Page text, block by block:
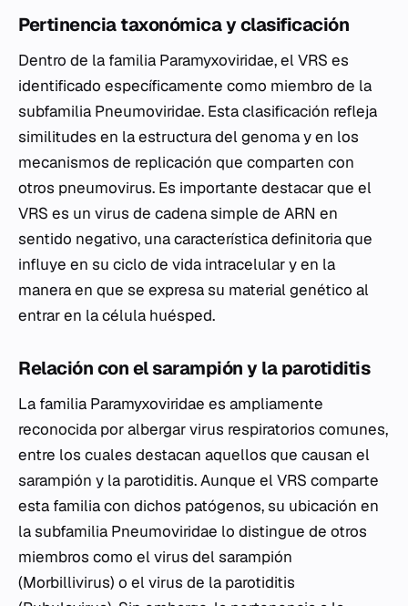
Pertinencia taxonómica y clasificación
Dentro de la familia Paramyxoviridae, el VRS es
identificado específicamente como miembro de la
subfamilia Pneumoviridae. Esta clasificación refleja
similitudes en la estructura del genoma y en los
mecanismos de replicación que comparten con
otros pneumovirus. Es importante destacar que el
VRS es un virus de cadena simple de ARN en
sentido negativo, una característica definitoria que
influye en su ciclo de vida intracelular y en la
manera en que se expresa su material genético al
entrar en la célula huésped.
Relación con el sarampión y la parotiditis
La familia Paramyxoviridae es ampliamente
reconocida por albergar virus respiratorios comunes,
entre los cuales destacan aquellos que causan el
sarampión y la parotiditis. Aunque el VRS comparte
esta familia con dichos patógenos, su ubicación en
la subfamilia Pneumoviridae lo distingue de otros
miembros como el virus del sarampión
(Morbillivirus) o el virus de la parotiditis